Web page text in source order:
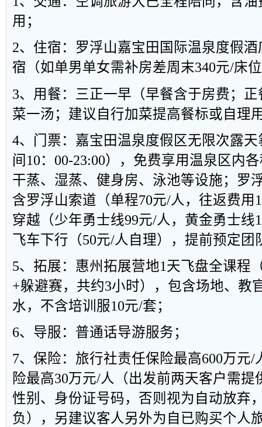
用；
2、住宿：罗浮山嘉宝田国际温泉度假
宿（如单男单女需补房差周末340元/床
3、用餐：三正一早（早餐含于房费；
菜一汤；建议自行加菜提高餐标或自理
4、门票：嘉宝田温泉度假区无限次露
间10：00-23:00），免费享用温泉区内
干蒸、湿蒸、健身房、泳池等设施；罗
含罗浮山索道（单程70元/人，往返费用
穿越（少年勇士线99元/人，黄金勇士线
飞车下行（50元/人自理），提前预定团
5、拓展：惠州拓展营地1天飞盘全课程
+躲避赛，共约3小时），包含场地、教
水，不含培训服10元/套；
6、导服：普通话导游服务；
7、保险：旅行社责任保险最高600万元/
险最高30万元/人（出发前两天客户需提
性别、身份证号码，否则视为自动放弃
负），另建议客人另外为自已购买个人